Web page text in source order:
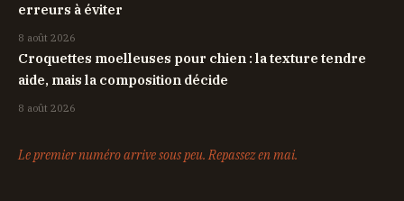
erreurs à éviter
8 août 2026
Croquettes moelleuses pour chien : la texture tendre
aide, mais la composition décide
8 août 2026
Le premier numéro arrive sous peu. Repassez en mai.